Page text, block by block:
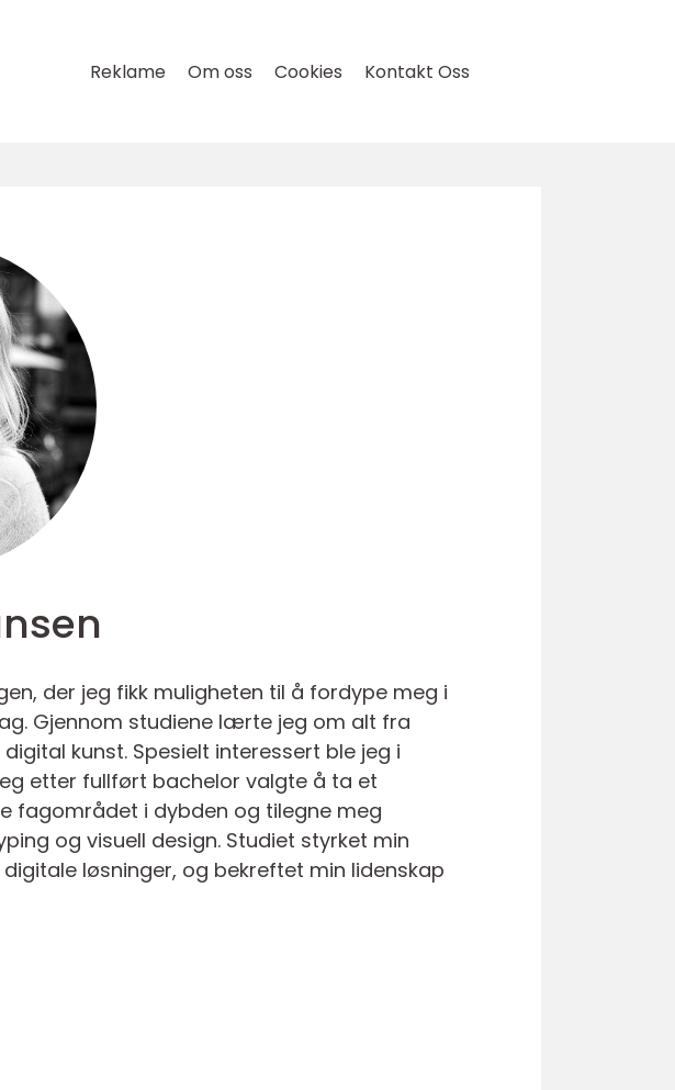
Reklame Om oss Cookies Kontakt Oss
der jeg fikk muligheten til å fordype meg i
Gjennom studiene lærte jeg om alt fra
kunst. Spesielt interessert ble jeg i
etter fullført bachelor valgte å ta et
fagområdet i dybden og tilegne meg
og visuell design. Studiet styrket min
løsninger, og bekreftet min lidenskap